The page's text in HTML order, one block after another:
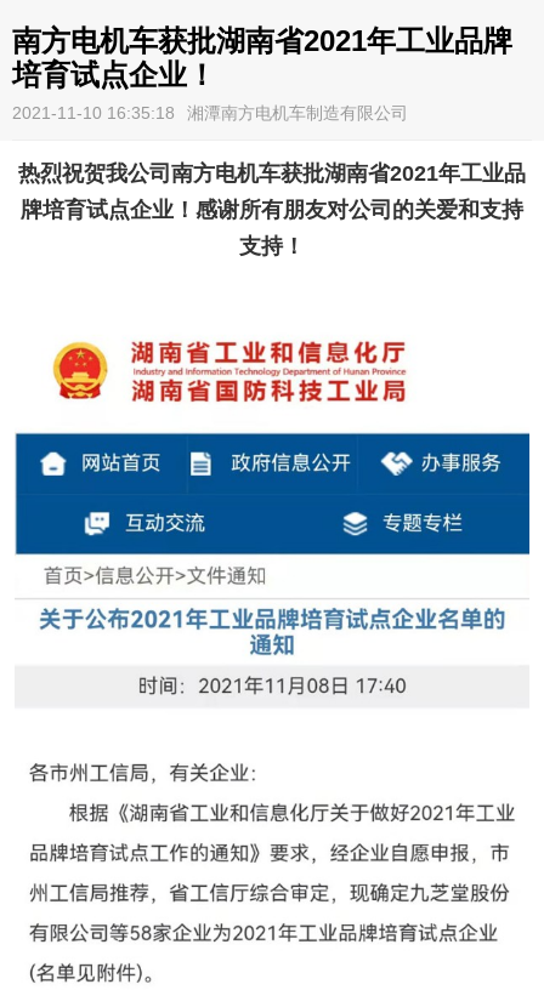
南方电机车获批湖南省2021年工业品牌
培育试点企业！
2021-11-10 16:35:18 湘潭南方电机车制造有限公司
热烈祝贺我公司南方电机车获批湖南省2021年工业品
牌培育试点企业！感谢所有朋友对公司的关爱和支持
支持！